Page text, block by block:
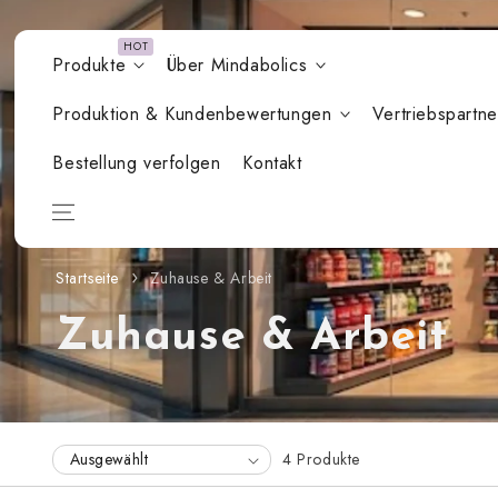
springen
Produkte
Über Mindabolics
Produktion & Kundenbewertungen
Bestellung verfolgen
Kontakt
Startseite Zuhause & Arbeit
K
o
l
Zuhause & Arbeit
4 Produkte